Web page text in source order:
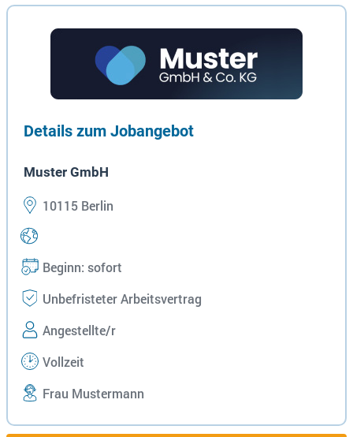
Details zum Jobangebot
Muster GmbH
10115 Berlin
Beginn: sofort
Unbefristeter Arbeitsvertrag
Angestellte/r
Vollzeit
Frau Mustermann